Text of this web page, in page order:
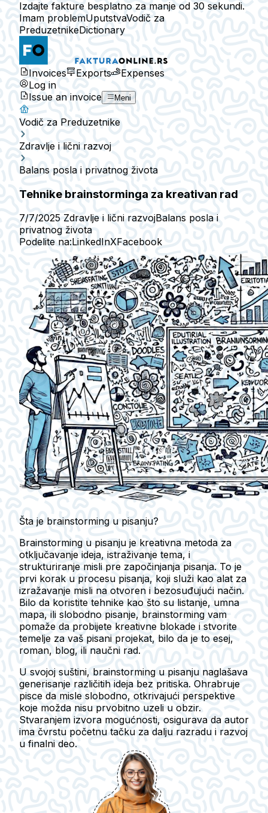
Izdajte fakture besplatno za manje od 30 sekundi.
Imam problemUputstvaVodič za
PreduzetnikeDictionary
Invoices Exports
Expenses
Log in
Issue an invoice
Meni
Vodič za Preduzetnike
Zdravlje i lični razvoj
Balans posla i privatnog života
Tehnike brainstorminga za kreativan rad
7/7/2025 Zdravlje i lični razvojBalans posla i
privatnog života
Podelite na:LinkedInXFacebook
Šta je brainstorming u pisanju?
Brainstorming u pisanju je kreativna metoda za
otključavanje ideja, istraživanje tema, i
strukturiranje misli pre započinjanja pisanja. To je
prvi korak u procesu pisanja, koji služi kao alat za
izražavanje misli na otvoren i bezosuđujući način.
Bilo da koristite tehnike kao što su listanje, umna
mapa, ili slobodno pisanje, brainstorming vam
pomaže da probijete kreativne blokade i stvorite
temelje za vaš pisani projekat, bilo da je to esej,
roman, blog, ili naučni rad.
U svojoj suštini, brainstorming u pisanju naglašava
generisanje različitih ideja bez pritiska. Ohrabruje
pisce da misle slobodno, otkrivajući perspektive
koje možda nisu prvobitno uzeli u obzir.
Stvaranjem izvora mogućnosti, osigurava da autor
ima čvrstu početnu tačku za dalju razradu i razvoj
u finalni deo.